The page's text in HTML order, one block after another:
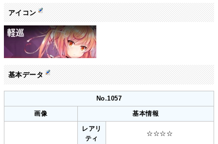
アイコン
基本データ
No.1057
画像 基本情報
レアリ
ティ
☆☆☆☆